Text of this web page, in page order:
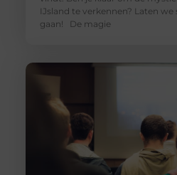
IJsland te verkennen? Laten
gaan! De magie